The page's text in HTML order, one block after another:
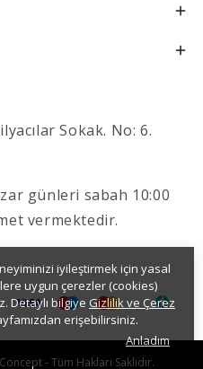
iyileştirmek için yasal
uygun çerezler (cookies)
Detaylı bilgiye Gizlilik ve Çerez
erişebilirsiniz.
Anladım
Sokak. No: 6.
günleri sabah 10:00
vermektedir.
- Tüm Hakları Saklıdır.